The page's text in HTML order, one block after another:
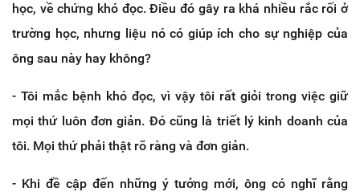
học, về chứng khó đọc. Điều đó gây ra khá nhiều rắc rối ở
trường học, nhưng liệu nó có giúp ích cho sự nghiệp của
ông sau này hay không?
- Tôi mắc bệnh khó đọc, vì vậy tôi rất giỏi trong việc giữ
mọi thứ luôn đơn giản. Đó cũng là triết lý kinh doanh của
tôi. Mọi thứ phải thật rõ ràng và đơn giản.
- Khi đề cập đến những ý tưởng mới, ông có nghĩ rằng